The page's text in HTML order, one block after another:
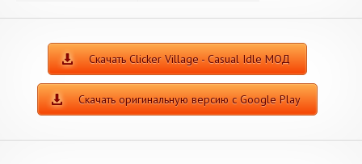
Скачать Clicker Village - Casual Idle МОД
Скачать оригинальную версию с Google Play